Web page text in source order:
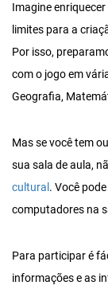
Imagine
limites para a
Por isso,
com o jogo em
Geografia,
Mas se você tem
sua sala de aula,
cultural . Você
computadores na
Para participar é
informações e as